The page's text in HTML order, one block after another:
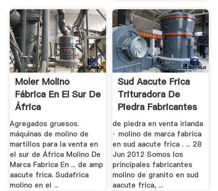
Moler Molino
Fábrica En El Sur De
África
Agregados gruesos.
máquinas de molino de
martillos para la venta en
el sur de África Molino De
Marca Fabrica En ... de amp
aacute frica. Sudafrica
molino en el ...
Sud Aacute Frica
Trituradora De
Piedra Fabricantes
de piedra en venta irlanda
· molino de marca fabrica
en sud aacute frica . ... 28
Jun 2012 Somos los
principales fabricantes
molino de granito en sud
aacute frica, ...